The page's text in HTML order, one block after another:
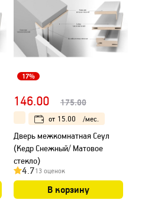
17%
146.00 175.00
от 15.00 /мес.
Дверь межкомнатная Сеул
(Кедр Снежный/ Матовое
стекло)
4.713 оценок
В корзину